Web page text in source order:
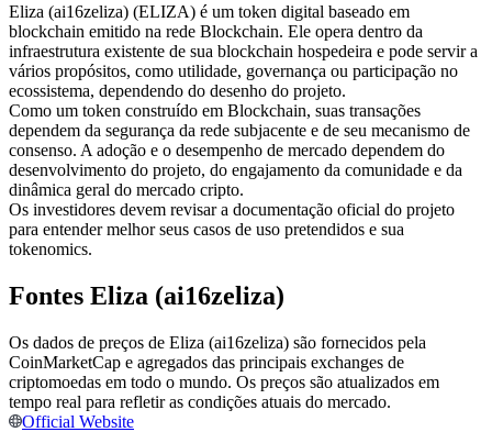
Futuros usando USDC como garantia
Copiar Trading
Junte-se aos principais traders
Eliza (ai16zeliza) (ELIZA) é um token digital baseado em
blockchain emitido na rede Blockchain. Ele opera dentro da
infraestrutura existente de sua blockchain hospedeira e pode servir a
vários propósitos, como utilidade, governança ou participação no
ecossistema, dependendo do desenho do projeto.
Como um token construído em Blockchain, suas transações
dependem da segurança da rede subjacente e de seu mecanismo de
consenso. A adoção e o desempenho de mercado dependem do
desenvolvimento do projeto, do engajamento da comunidade e da
dinâmica geral do mercado cripto.
Os investidores devem revisar a documentação oficial do projeto
para entender melhor seus casos de uso pretendidos e sua
tokenomics.
Fontes Eliza (ai16zeliza)
Os dados de preços de Eliza (ai16zeliza) são fornecidos pela
CoinMarketCap e agregados das principais exchanges de
criptomoedas em todo o mundo. Os preços são atualizados em
tempo real para refletir as condições atuais do mercado.
Official Website